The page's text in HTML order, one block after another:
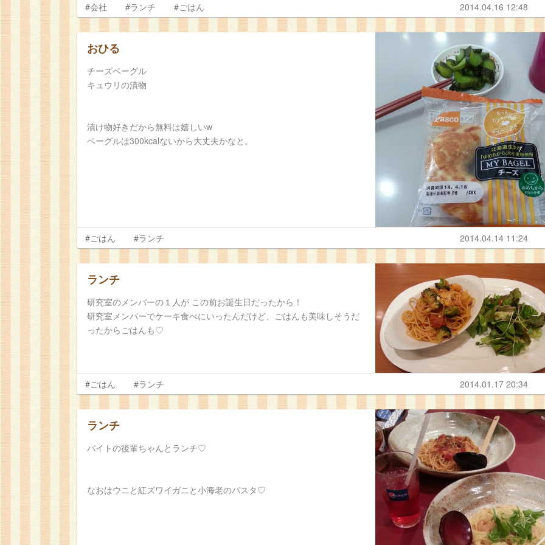
#会社 #ランチ #ごはん 2014.04.16 12:48
おひる
チーズベーグル
キュウリの漬物
漬け物好きだから無料は嬉しいw
ベーグルは300kcalないから大丈夫かなと。
#ごはん #ランチ 2014.04.14 11:24
ランチ
研究室のメンバーの１人が この前お誕生日だったから！
研究室メンバーでケーキ食べにいったんだけど、ごはんも美味しそうだ
ったからごはんも♡
#ごはん #ランチ 2014.01.17 20:34
ランチ
バイトの後輩ちゃんとランチ♡
なおはウニと紅ズワイガニと小海老のパスタ♡